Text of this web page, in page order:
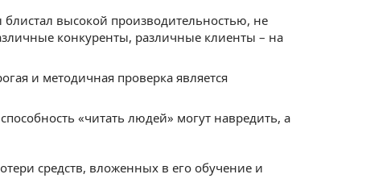
высокой производительностью, не
конкуренты, различные клиенты – на
и методичная проверка является
«читать людей» могут навредить, а
средств, вложенных в его обучение и